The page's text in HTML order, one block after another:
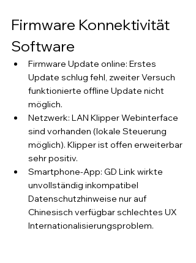
Firmware Konnektivität
Software
Firmware Update online: Erstes
Update schlug fehl, zweiter Versuch
funktionierte offline Update nicht
möglich.
Netzwerk: LAN Klipper Webinterface
sind vorhanden (lokale Steuerung
möglich). Klipper ist offen erweiterbar
sehr positiv.
Smartphone-App: GD Link wirkte
unvollständig inkompatibel
Datenschutzhinweise nur auf
Chinesisch verfügbar schlechtes UX
Internationalisierungsproblem.